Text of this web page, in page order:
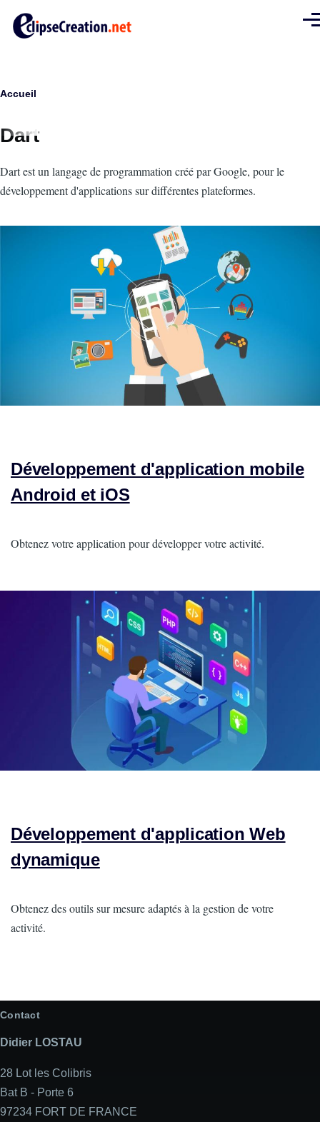
Fil
Accueil
Dart
Intro
Dart est un langage de programmation créé par Google, pour le
développement d'applications sur différentes plateformes.
Développement d'application mobile
Android et iOS
Intro
Obtenez votre application pour développer votre activité.
Développement d'application Web
dynamique
Intro
Obtenez des outils sur mesure adaptés à la gestion de votre
activité.
Contact
Didier LOSTAU
28 Lot les Colibris
Bat B - Porte 6
97234 FORT DE FRANCE